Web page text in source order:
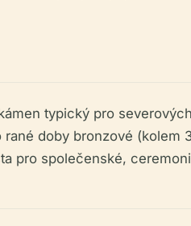
typický pro
doby bronzové (kolem
pro společenské,